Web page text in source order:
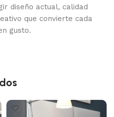
diseño actual, calidad
que convierte cada
gusto.